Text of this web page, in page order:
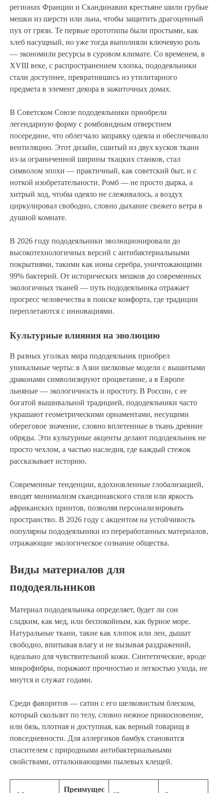
регионах Франции и Скандинавии крестьяне шили грубые
мешки из шерсти или льна, чтобы защитить драгоценный
пух от грязи. Те первые прототипы были простыми, как
хлеб насущный, но уже тогда выполняли ключевую роль
— экономили ресурсы в суровом климате. Со временем, в
XVIII веке, с распространением хлопка, пододеяльники
стали доступнее, превратившись из утилитарного
предмета в элемент декора в зажиточных домах.
В Советском Союзе пододеяльники приобрели
легендарную форму с ромбовидным отверстием
посередине, что облегчало заправку одеяла и обеспечивало
вентиляцию. Этот дизайн, сшитый из двух кусков ткани
из-за ограниченной ширины ткацких станков, стал
символом эпохи — практичный, как советский быт, и с
ноткой изобретательности. Ромб — не просто дырка, а
хитрый ход, чтобы одеяло не слеживалось, а воздух
циркулировал свободно, словно дыхание свежего ветра в
душной комнате.
В 2026 году пододеяльники эволюционировали до
высокотехнологичных версий с антибактериальными
покрытиями, такими как ионы серебра, уничтожающими
99% бактерий. От исторических мешков до современных
экологичных тканей — путь пододеяльника отражает
прогресс человечества в поиске комфорта, где традиции
переплетаются с инновациями.
Культурные влияния на эволюцию
В разных уголках мира пододеяльник приобрел
уникальные черты: в Азии шелковые модели с вышитыми
драконами символизируют процветание, а в Европе
льняные — экологичность и простоту. В России, с ее
богатой вышивальной традицией, пододеяльники часто
украшают геометрическими орнаментами, несущими
обереговое значение, словно вплетенные в ткань древние
обряды. Эти культурные акценты делают пододеяльник не
просто чехлом, а частью наследия, где каждый стежок
рассказывает историю.
Современные тенденции, вдохновленные глобализацией,
вводят минимализм скандинавского стиля или яркость
африканских принтов, позволяя персонализировать
пространство. В 2026 году с акцентом на устойчивость
популярны пододеяльники из переработанных материалов,
отражающие экологическое сознание общества.
Виды материалов для
пододеяльников
Материал пододеяльника определяет, будет ли сон
сладким, как мед, или беспокойным, как бурное море.
Натуральные ткани, такие как хлопок или лен, дышат
свободно, впитывая влагу и не вызывая раздражений,
идеально для чувствительной кожи. Синтетические, вроде
микрофибры, поражают прочностью и легкостью ухода, не
мнутся и служат годами.
Среди фаворитов — сатин с его шелковистым блеском,
который скользит по телу, словно нежное прикосновение,
или бязь, плотная и доступная, как верный товарищ в
повседневности. Для аллергиков бамбук становится
спасителем с природными антибактериальными
свойствами, отталкивающими пылевых клещей.
Преимущес